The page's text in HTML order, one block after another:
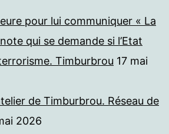
pour lui communiquer « La
qui se demande si l’Etat
Timburbrou 17 mai
de Timburbrou. Réseau de
2026